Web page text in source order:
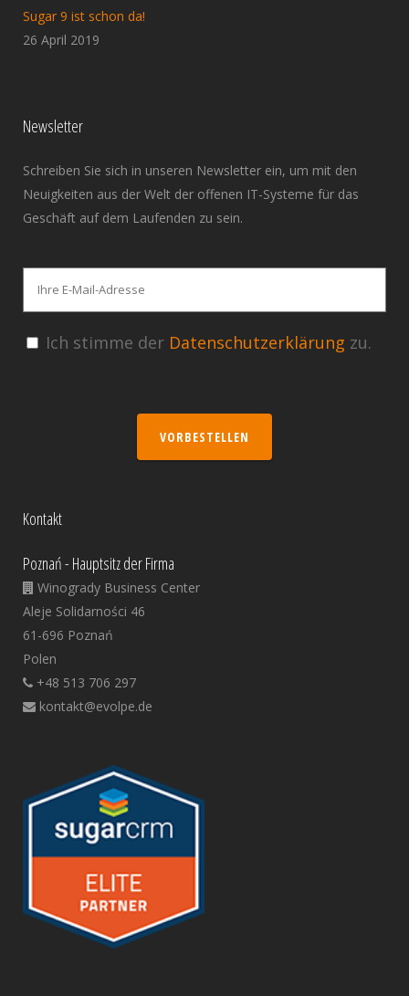
Sugar 9 ist schon da!
26 April 2019
Newsletter
Schreiben Sie sich in unseren Newsletter ein, um mit den
Neuigkeiten aus der Welt der offenen IT-Systeme für das
Geschäft auf dem Laufenden zu sein.
Ich stimme der Datenschutzerklärung zu.
VORBESTELLEN
Kontakt
Poznań - Hauptsitz der Firma
Winogrady Business Center
Aleje Solidarności 46
61-696 Poznań
Polen
+48 513 706 297
kontakt@evolpe.de